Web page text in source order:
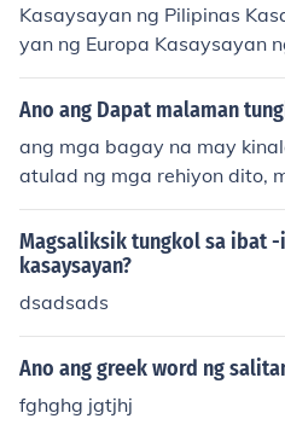
Kasaysayan ng Pilipinas
yan ng Europa Kasaysayan
Africa Kasaysayan ng Asya
ultura at Sining Kasaysayan
Ano ang Dapat malaman
ang mga bagay na may
atulad ng mga rehiyon dito,
ysayan nito.
Magsaliksik tungkol sa ibat -
kasaysayan?
dsadsads
Ano ang greek word ng
fghghg jgtjhj